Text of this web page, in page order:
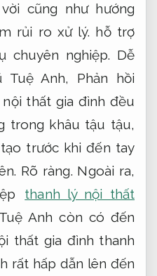
cũng như hướng
rủi ro xử lý. hỗ trợ
chuyên nghiệp. Dễ
Tuệ Anh, Phản hồi
thất gia đình đều
trong khâu tậu tậu,
trước khi đến tay
Rõ ràng. Ngoài ra,
thanh lý nội thất
Tuệ Anh còn có đến
thất gia đình thanh
rất hấp dẫn lên đến